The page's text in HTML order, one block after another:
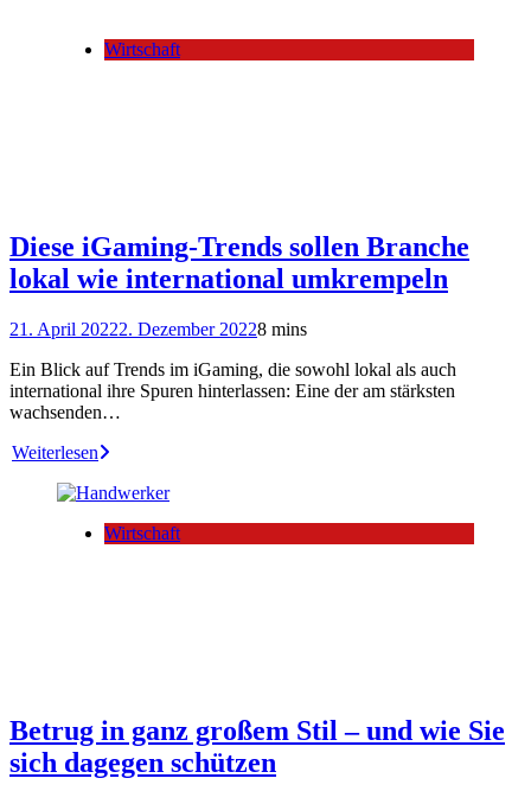
Wirtschaft
Diese iGaming-Trends sollen Branche
lokal wie international umkrempeln
21. April 20222. Dezember 20228 mins
Ein Blick auf Trends im iGaming, die sowohl lokal als auch
international ihre Spuren hinterlassen: Eine der am stärksten
wachsenden…
Weiterlesen
Wirtschaft
Betrug in ganz großem Stil – und wie Sie
sich dagegen schützen